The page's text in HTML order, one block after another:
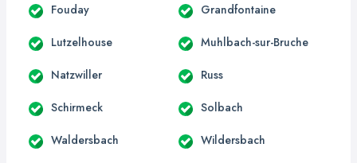
Fouday Grandfontaine
Lutzelhouse Muhlbach-sur-Bruche
Natzwiller Russ
Schirmeck Solbach
Waldersbach Wildersbach